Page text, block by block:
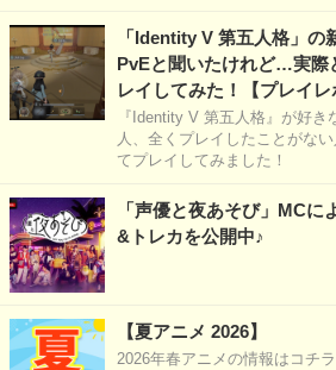
「Identity V 第五人格」の
PvEと聞いたけれど…実際
レイしてみた！【プレイレ
『Identity V 第五人格』が好
人、全くプレイしたことがな
てプレイしてみました！
「声優と夜あそび」MC
&トレカを公開中♪
【夏アニメ 2026】
2026年春アニメの情報はコチラ